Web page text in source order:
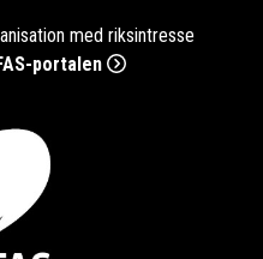
med riksintresse
portalen